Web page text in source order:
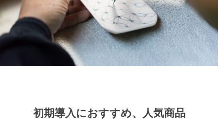
初期導入におすすめ、人気商品